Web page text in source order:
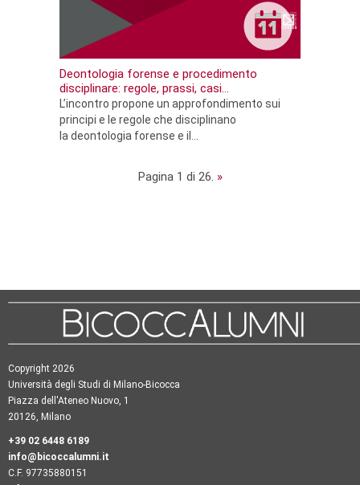
Deontologia forense e procedimento
disciplinare: regole, prassi, casi...
L’incontro propone un approfondimento sui
principi e le regole che disciplinano
la deontologia forense e il...
Pagina 1 di 26. »
Copyright 2026
Università degli Studi di Milano-Bicocca
Piazza dell'Ateneo Nuovo, 1
20126, Milano
+39 02 6448 6189
info@bicoccalumni.it
C.F. 97735880151